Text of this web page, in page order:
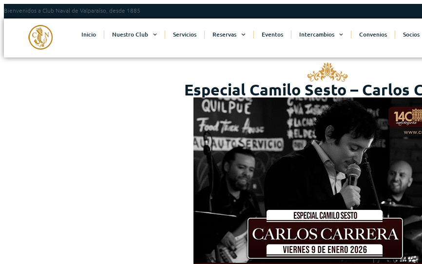
Bienvenidos a Club Naval de Valparaíso, desde 1885
Inicio Nuestro Club Servicios Reservas Eventos Intercambios Convenios Socios
Especial Camilo Sesto – Carlos